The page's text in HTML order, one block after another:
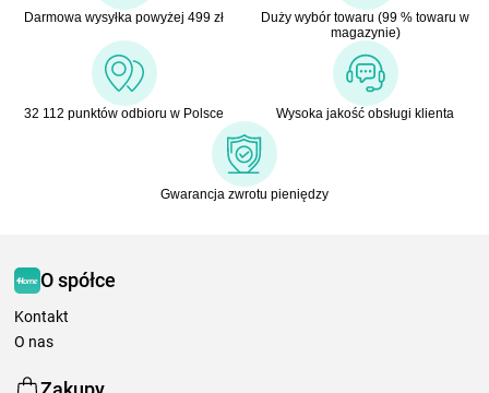
Darmowa wysyłka powyżej 499 zł
Duży wybór towaru (99 % towaru w
magazynie)
32 112 punktów odbioru w Polsce Wysoka jakość obsługi klienta
Gwarancja zwrotu pieniędzy
O spółce
Kontakt
O nas